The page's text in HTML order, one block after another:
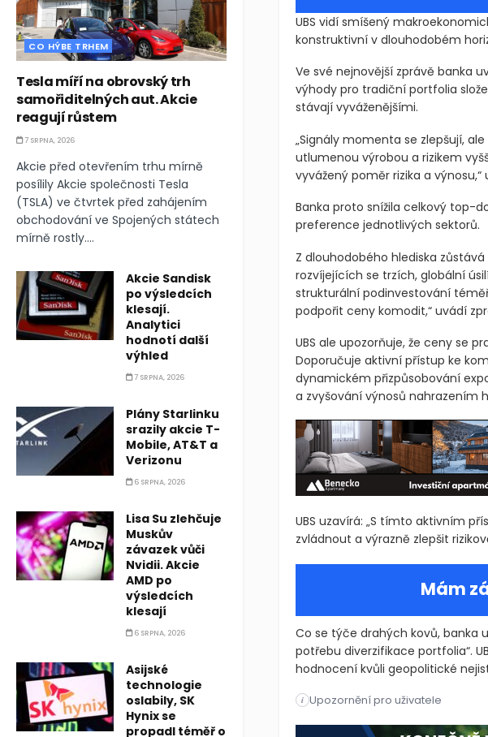
UBS vidí smíšený
konstruktivní v dlouhodobém
Ve své nejnovější zprávě banka
výhody pro tradiční portfolia
stávají vyváženějšími.
„Signály momenta se zlepšují,
utlumenou výrobou a rizikem
vyvážený poměr rizika a výnosu,“
Banka proto snížila celkový top-
preference jednotlivých sektorů.
Z dlouhodobého hlediska
rozvíjejících se trzích, globální
strukturální podinvestování
podpořit ceny komodit,“ uvádí
UBS ale upozorňuje, že ceny se
Doporučuje aktivní přístup ke
dynamickém přizpůsobování
a zvyšování výnosů nahrazením
UBS uzavírá: „S tímto aktivním
zvládnout a výrazně zlepšit
Mám
Co se týče drahých kovů, banka
potřebu diverzifikace portfolia“.
hodnocení kvůli geopolitické
UBS vidí smíšený
i Upozornění pro uživatele
UBS vidí smíšený
CO HÝBE TRHEM
Tesla míří na obrovský trh
samořiditelných aut. Akcie
reagují růstem
7 SRPNA, 2026
Akcie před otevřením trhu mírně
posílily Akcie společnosti Tesla
(TSLA) ve čtvrtek před zahájením
obchodování ve Spojených státech
mírně rostly....
Akcie Sandisk
po výsledcích
klesají.
Analytici
hodnotí další
výhled
7 SRPNA, 2026
Plány Starlinku
srazily akcie T-
Mobile, AT&T a
Verizonu
6 SRPNA, 2026
Lisa Su zlehčuje
Muskův
závazek vůči
Nvidii. Akcie
AMD po
výsledcích
klesají
6 SRPNA, 2026
Asijské
technologie
oslabily, SK
Hynix se
propadl téměř o